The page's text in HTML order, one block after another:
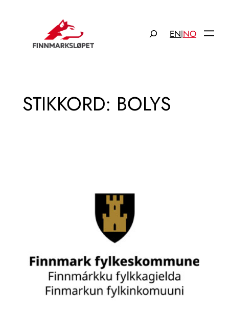
EN|NO
STIKKORD: BOLYS